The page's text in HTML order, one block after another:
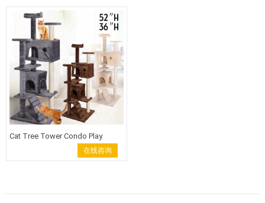
Cat Tree Tower Condo Play
在线咨询